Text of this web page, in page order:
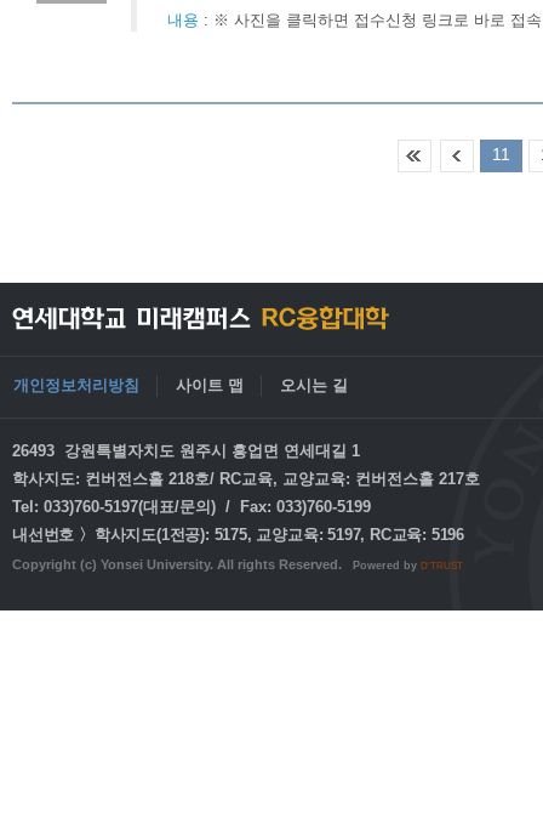
내용 : ※ 사진을 클릭하면 접수신청 링크로 바로 접
11
개인정보처리방침 사이트 맵 오시는 길
26493 강원특별자치도 원주시 흥업면 연세대길 1
학사지도: 컨버전스홀 218호/ RC교육, 교양교육: 컨버전스홀 217호
Tel: 033)760-5197(대표/문의) / Fax: 033)760-5199
내선번호 〉학사지도(1전공): 5175, 교양교육: 5197, RC교육: 5196
Copyright (c) Yonsei University. All rights Reserved. Powered by D'TRUST